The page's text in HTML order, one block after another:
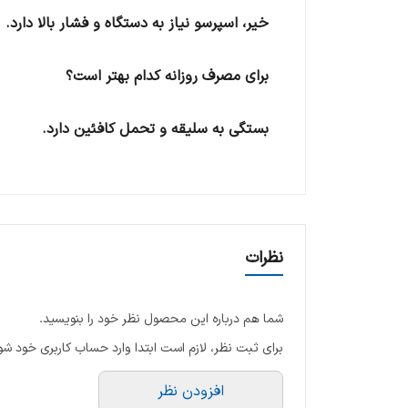
خیر، اسپرسو نیاز به دستگاه و فشار بالا دارد.
برای مصرف روزانه کدام بهتر است؟
بستگی به سلیقه و تحمل کافئین دارد.
نظرات
شما هم درباره این محصول نظر خود را بنویسید.
برای ثبت نظر، لازم است ابتدا وارد حساب کاربری خود
افزودن نظر